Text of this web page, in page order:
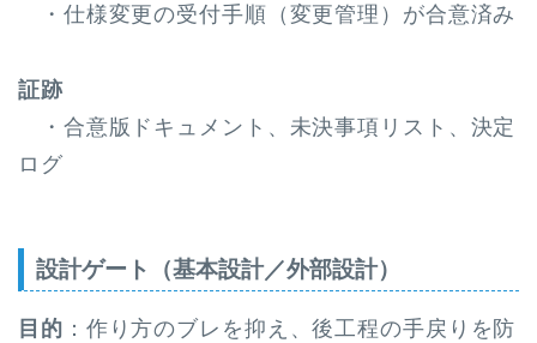
・仕様変更の受付手順（変更管理）が合意済み
証跡
・合意版ドキュメント、未決事項リスト、決定
ログ
設計ゲート（基本設計／外部設計）
目的 ：作り方のブレを抑え、後工程の手戻りを防